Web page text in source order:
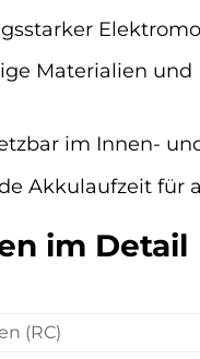
Materialien
im Innen-
Akkulaufzeit für
im Detail
(RC)